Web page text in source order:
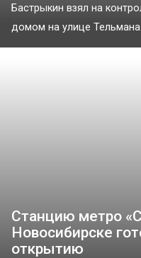
Бастрыкин взял на
домом на улице Тельмана
Станцию метро
Новосибирске
открытию